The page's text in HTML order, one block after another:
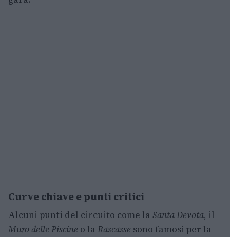
Curve chiave e punti critici
Alcuni punti del circuito come la Santa Devota, il
Muro delle Piscine o la Rascasse sono famosi per la